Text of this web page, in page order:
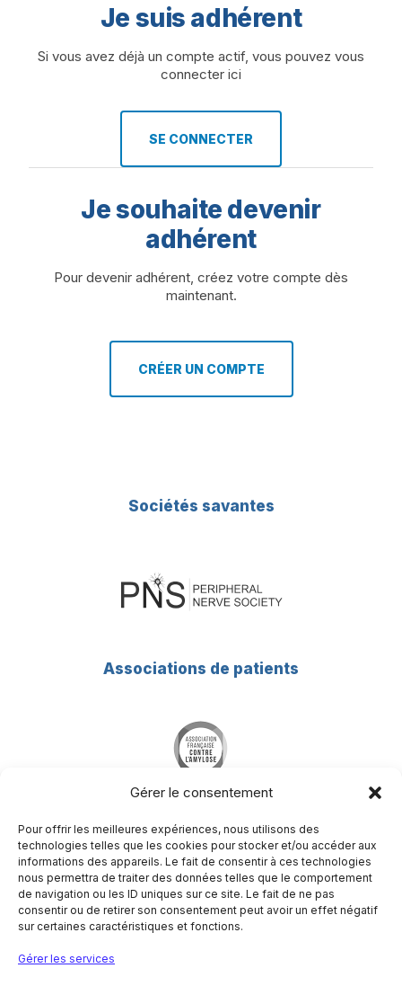
Gérer le consentement
Pour offrir les meilleures expériences, nous utilisons des
technologies telles que les cookies pour stocker et/ou accéder aux
informations des appareils. Le fait de consentir à ces technologies
nous permettra de traiter des données telles que le comportement
de navigation ou les ID uniques sur ce site. Le fait de ne pas
consentir ou de retirer son consentement peut avoir un effet négatif
sur certaines caractéristiques et fonctions.
Gérer les services
Je suis adhérent
Si vous avez déjà un compte actif, vous pouvez vous
connecter ici
SE CONNECTER
Je souhaite devenir
adhérent
Pour devenir adhérent, créez votre compte dès
maintenant.
CRÉER UN COMPTE
Sociétés savantes
Associations de patients
Société Francophone du Nerf Périphérique
Hôpital Pitié-Salpêtrière
Centre de référence des maladies neuromusculaires
Nord/Est/Ile de France